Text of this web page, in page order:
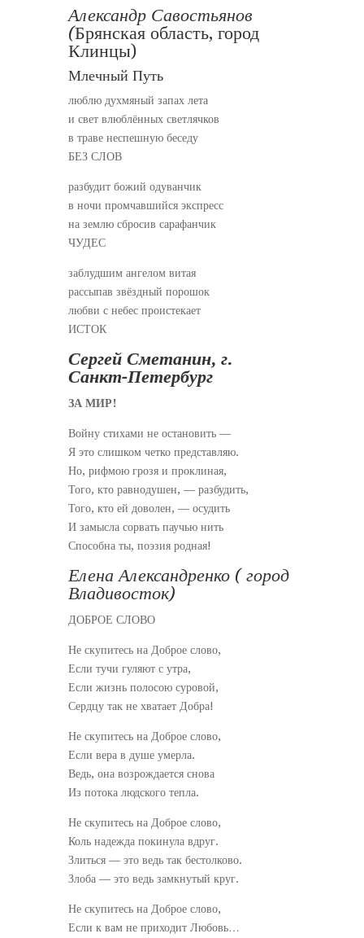
Александр Савостьянов
(Брянская область, город
Клинцы)
Млечный Путь
люблю духмяный запах лета
и свет влюблённых светлячков
в траве неспешную беседу
БЕЗ СЛОВ
разбудит божий одуванчик
в ночи промчавшийся экспресс
на землю сбросив сарафанчик
ЧУДЕС
заблудшим ангелом витая
рассыпав звёздный порошок
любви с небес проистекает
ИСТОК
Сергей Сметанин, г.
Санкт-Петербург
ЗА МИР!
Войну стихами не остановить —
Я это слишком четко представляю.
Но, рифмою грозя и проклиная,
Того, кто равнодушен, — разбудить,
Того, кто ей доволен, — осудить
И замысла сорвать паучью нить
Способна ты, поэзия родная!
Елена Александренко ( город
Владивосток)
ДОБРОЕ СЛОВО
Не скупитесь на Доброе слово,
Если тучи гуляют с утра,
Если жизнь полосою суровой,
Сердцу так не хватает Добра!
Не скупитесь на Доброе слово,
Если вера в душе умерла.
Ведь, она возрождается снова
Из потока людского тепла.
Не скупитесь на Доброе слово,
Коль надежда покинула вдруг.
Злиться — это ведь так бестолково.
Злоба — это ведь замкнутый круг.
Не скупитесь на Доброе слово,
Если к вам не приходит Любовь…